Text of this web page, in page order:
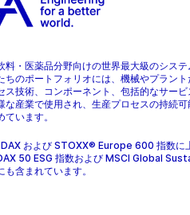
料・医薬品分野向けの世界最大級のシステ
ちのポートフォリオには、機械やプラント
ス技術、コンポーネント、包括的なサービ
な産業で使用され、生産プロセスの持続
います。
DAX および STOXX® Europe 600 指数に
50 ESG 指数および MSCI Global
も含まれています。